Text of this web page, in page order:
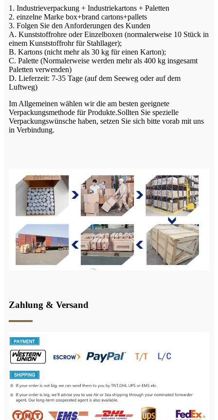
1. Industrieverpackung + Industriekartons + Paletten
2. einzelne Marke box+brand cartons+pallets
3. Folgen Sie den Anforderungen des Kunden
A. Kunststoffrohre oder Einzelboxen (normalerweise 10 Stück in
einem Kunststoffrohr für Stahllager);
B. Kartons (nicht mehr als 30 kg für einen Karton);
C. Palette (Normalerweise werden mehr als 400 kg insgesamt
Paletten verwenden)
D. Lieferzeit: 7-35 Tage (auf dem Seeweg oder auf dem
Luftweg)
Im Allgemeinen wählen wir die am besten geeignete
Verpackungsmethode für Produkte.Sollten Sie spezielle
Verpackungswünsche haben, setzen Sie sich bitte vorab mit uns
in Verbindung.
Zahlung & Versand